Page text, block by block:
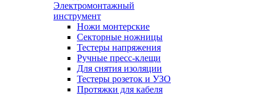
Электромонтажный
инструмент
Ножи монтерские
Секторные ножницы
Тестеры напряжения
Ручные пресс-клещи
Для снятия изоляции
Тестеры розеток и УЗО
Протяжки для кабеля